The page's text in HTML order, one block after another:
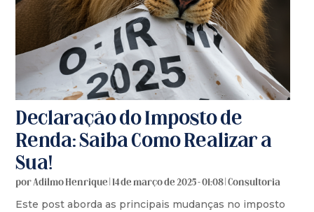
Declaração do Imposto de
Renda: Saiba Como Realizar a
Sua!
porAdilmo Henrique| 14 de março de 2025 - 01:08|Consultoria
Este post aborda as principais mudanças no imposto